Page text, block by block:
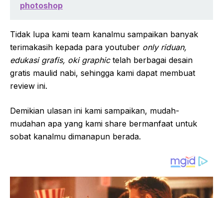
photoshop
Tidak lupa kami team kanalmu sampaikan banyak
terimakasih kepada para youtuber only riduan,
edukasi grafis, oki graphictelah berbagai desain
gratis maulid nabi, sehingga kami dapat membuat
review ini.
Demikian ulasan ini kami sampaikan, mudah-
mudahan apa yang kami share bermanfaat untuk
sobat kanalmu dimanapun berada.